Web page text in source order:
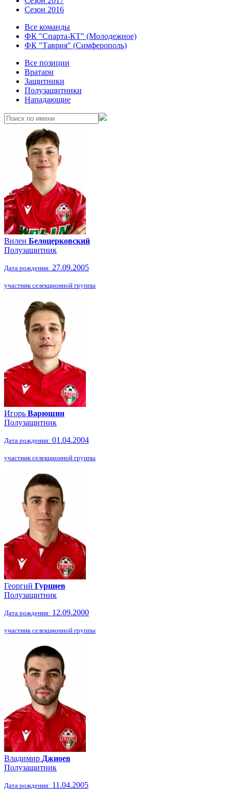
Сезон 2016
Все команды
ФК "Спарта-КТ" (Молодежное)
ФК "Таврия" (Симферополь)
Все позиции
Вратари
Защитники
Полузащитники
Нападающие
Вилен Белоцерковский
Полузащитник
Дата рождения: 27.09.2005
участник селекционной группы
Игорь Варюшин
Полузащитник
Дата рождения: 01.04.2004
участник селекционной группы
Георгий Гурциев
Полузащитник
Дата рождения: 12.09.2000
участник селекционной группы
Владимир Джиоев
Полузащитник
Дата рождения: 11.04.2005